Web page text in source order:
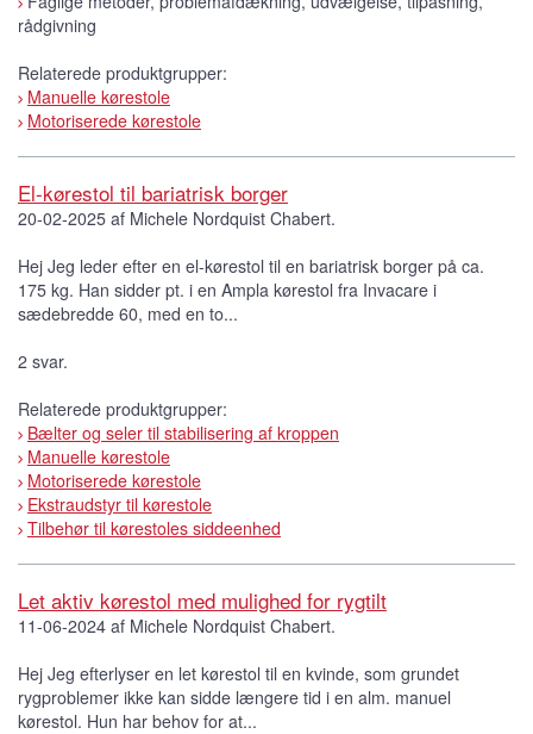
rådgivning
Relaterede produktgrupper:
Manuelle kørestole
Motoriserede kørestole
El-kørestol til bariatrisk borger
20-02-2025 af Michele Nordquist Chabert.
Hej Jeg leder efter en el-kørestol til en bariatrisk borger på ca.
175 kg. Han sidder pt. i en Ampla kørestol fra Invacare i
sædebredde 60, med en to...
2 svar.
Relaterede produktgrupper:
Bælter og seler til stabilisering af kroppen
Manuelle kørestole
Motoriserede kørestole
Ekstraudstyr til kørestole
Tilbehør til kørestoles siddeenhed
Let aktiv kørestol med mulighed for rygtilt
11-06-2024 af Michele Nordquist Chabert.
Hej Jeg efterlyser en let kørestol til en kvinde, som grundet
rygproblemer ikke kan sidde længere tid i en alm. manuel
kørestol. Hun har behov for at...